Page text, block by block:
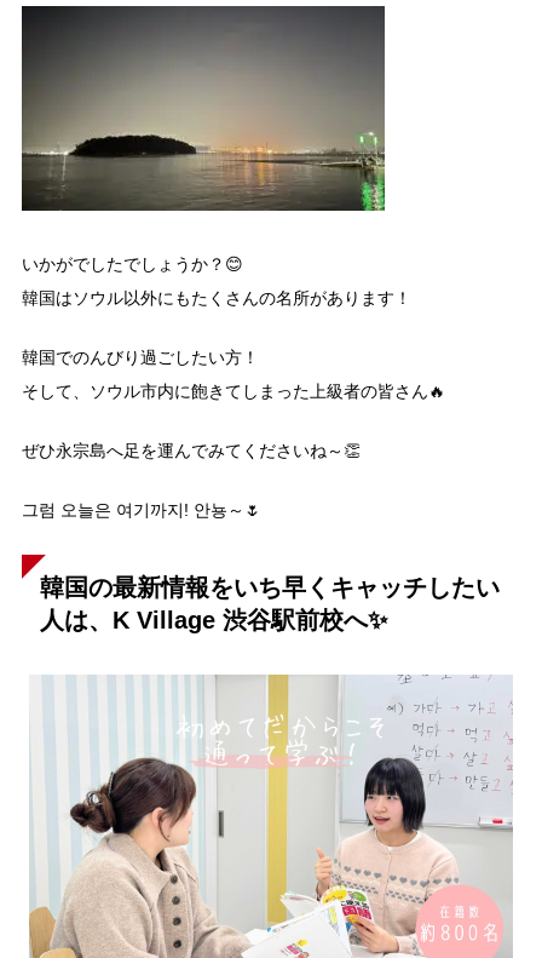
いかがでしたでしょうか？😊
韓国はソウル以外にもたくさんの名所があります！
韓国でのんびり過ごしたい方！
そして、ソウル市内に飽きてしまった上級者の皆さん🔥
ぜひ永宗島へ足を運んでみてくださいね～👏
그럼 오늘은 여기까지! 안뇽～🌷
韓国の最新情報をいち早くキャッチしたい
人は、K Village 渋谷駅前校へ✨